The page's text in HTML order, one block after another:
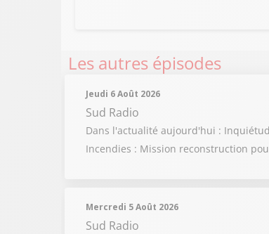
Les autres épisodes
Jeudi 6 Août 2026
Sud Radio
Dans l'actualité aujourd'hui :
Incendies : Mission reconstruction
Mercredi 5 Août 2026
Sud Radio